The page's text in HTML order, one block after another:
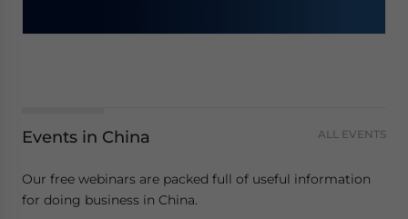
Events in China ALL EVENTS
Our free webinars are packed full of useful information
for doing business in China.